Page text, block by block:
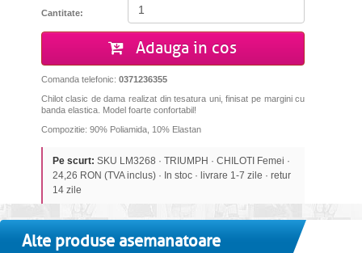
Cantitate:
Adauga in cos
Comanda telefonic: 0371236355
Chilot clasic de dama realizat din tesatura uni, finisat pe margini cu
banda elastica. Model foarte confortabil!
Compozitie: 90% Poliamida, 10% Elastan
Pe scurt: SKU LM3268 · TRIUMPH · CHILOTI Femei ·
24,26 RON (TVA inclus) · In stoc · livrare 1-7 zile · retur
14 zile
Alte produse asemanatoare